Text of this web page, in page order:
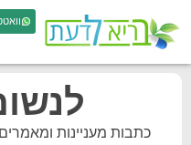
כתבות מעניינות